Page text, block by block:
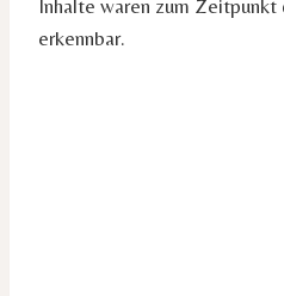
Inhalte waren zum
erkennbar.